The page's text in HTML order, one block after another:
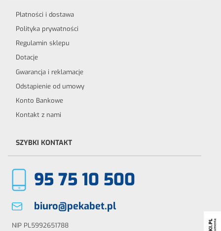
Płatności i dostawa
Polityka prywatności
Regulamin sklepu
Dotacje
Gwarancja i reklamacje
Odstąpienie od umowy
Konto Bankowe
Kontakt z nami
SZYBKI KONTAKT
95 75 10 500
biuro@pekabet.pl
NIP PL5992651788